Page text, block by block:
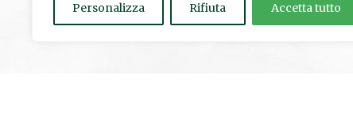
Personalizza Rifiuta Accetta tutto